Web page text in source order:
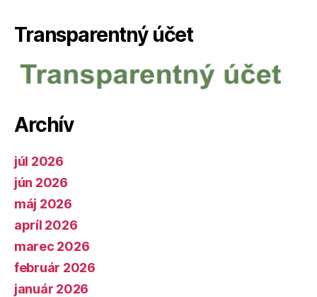
Transparentný účet
Archív
júl 2026
jún 2026
máj 2026
apríl 2026
marec 2026
február 2026
január 2026